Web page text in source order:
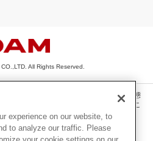
All Rights Reserved.
・画像・写真・動画・音声等を、手段や形態
て無断で複製、転載、ファイル化などするこ
用いただけない場合があります。
experience on our website, to
to analyze our traffic. Please